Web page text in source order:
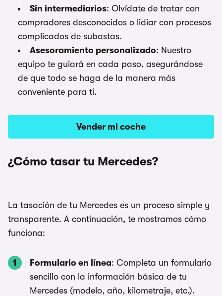
Sin intermediarios: Olvídate de tratar con
compradores desconocidos o lidiar con procesos
complicados de subastas.
Asesoramiento personalizado: Nuestro
equipo te guiará en cada paso, asegurándose
de que todo se haga de la manera más
conveniente para ti.
Vender mi coche
¿Cómo tasar tu Mercedes?
La tasación de tu Mercedes es un proceso simple y
transparente. A continuación, te mostramos cómo
funciona:
Formulario en línea: Completa un formulario
sencillo con la información básica de tu
Mercedes (modelo, año, kilometraje, etc.).